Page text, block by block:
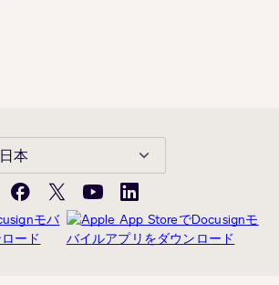
日本
Facebook
X(旧
Twitter)
YouTubeLinkedIn